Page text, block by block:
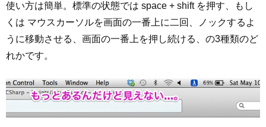
使い方は簡単。標準の状態では space + shift を押す、もし
くは マウスカーソルを画面の一番上に二回、ノックするよ
うに移動させる、画面の一番上を押し続ける、の3種類のど
れかです。